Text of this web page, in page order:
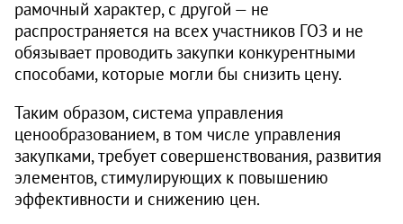
рамочный характер, с другой — не
распространяется на всех участников ГОЗ и не
обязывает проводить закупки конкурентными
способами, которые могли бы снизить цену.
Таким образом, система управления
ценообразованием, в том числе управления
закупками, требует совершенствования, развития
элементов, стимулирующих к повышению
эффективности и снижению цен.